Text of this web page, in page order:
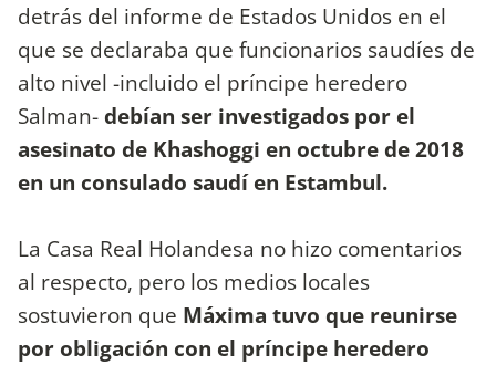
detrás del informe de Estados Unidos en el
que se declaraba que funcionarios saudíes de
alto nivel -incluido el príncipe heredero
Salman-debían ser investigados por el
asesinato de Khashoggi en octubre de 2018
en un consulado saudí en Estambul.
La Casa Real Holandesa no hizo comentarios
al respecto, pero los medios locales
sostuvieron que Máxima tuvo que reunirse
por obligación con el príncipe heredero